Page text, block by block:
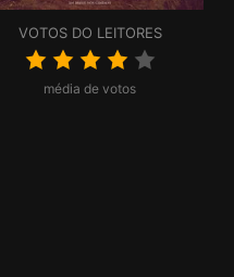
VOTOS DO LEITORES
média de votos